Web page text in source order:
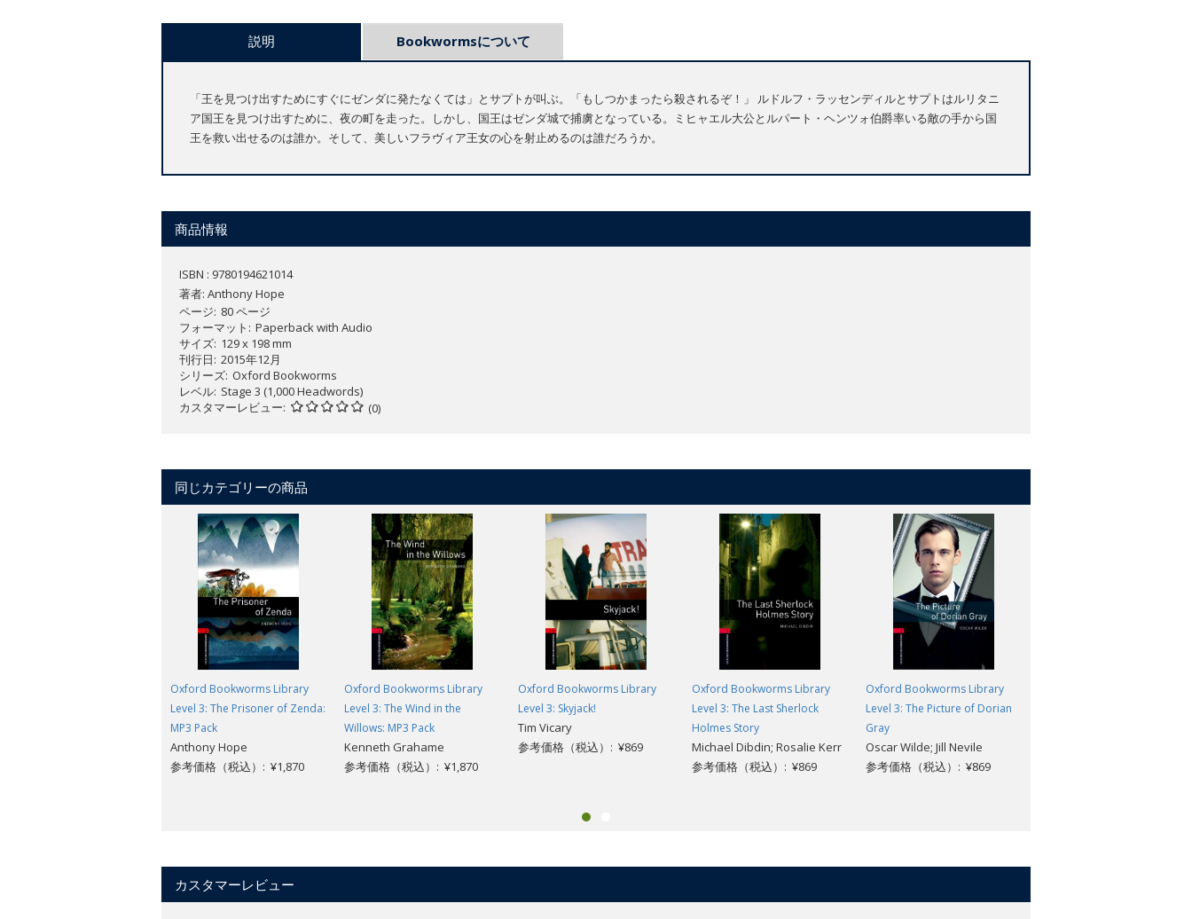
説明 Bookwormsについて
「王を見つけ出すためにすぐにゼンダに発たなくては」とサプトが叫ぶ。「もしつかまったら殺されるぞ！」 ルドルフ・ラッセンディルとサプトはルリタニ
ア国王を見つけ出すために、夜の町を走った。しかし、国王はゼンダ城で捕虜となっている。ミヒャエル大公とルパート・ヘンツォ伯爵率いる敵の手から国
王を救い出せるのは誰か。そして、美しいフラヴィア王女の心を射止めるのは誰だろうか。
商品情報
ISBN : 9780194621014
著者: Anthony Hope
ページ 80 ページ
フォーマット
Paperback with Audio
サイズ 129 x 198 mm
刊行日 2015年12月
シリーズ Oxford Bookworms
レベル Stage 3 (1,000 Headwords)
カスタマーレビュー
(0)
同じカテゴリーの商品
Oxford Bookworms Library
Level 3: The Prisoner of Zenda:
MP3 Pack
Anthony Hope
参考価格（税込）: ¥1,870
Oxford Bookworms Library
Level 3: The Wind in the
Willows: MP3 Pack
Kenneth Grahame
参考価格（税込）: ¥1,870
Oxford Bookworms Library
Level 3: Skyjack!
Tim Vicary
参考価格（税込）: ¥869
Oxford Bookworms Library
Level 3: The Last Sherlock
Holmes Story
Michael Dibdin; Rosalie Kerr
参考価格（税込）: ¥869
Oxford Bookworms Library
Level 3: The Picture of Dorian
Gray
Oscar Wilde; Jill Nevile
参考価格（税込）: ¥869
カスタマーレビュー